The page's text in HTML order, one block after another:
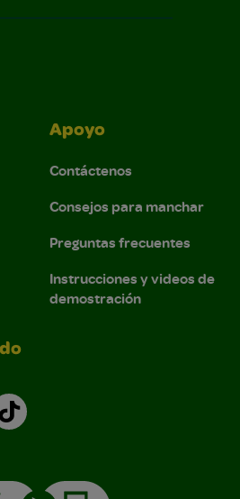
Apoyo
Contáctenos
Consejos para manchar
Preguntas frecuentes
Instrucciones y videos de
demostración
inglés)(en inglés)
TikTok